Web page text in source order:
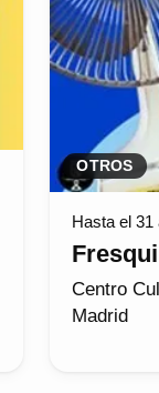
OTROS
Hasta el 31
Centro
Madrid